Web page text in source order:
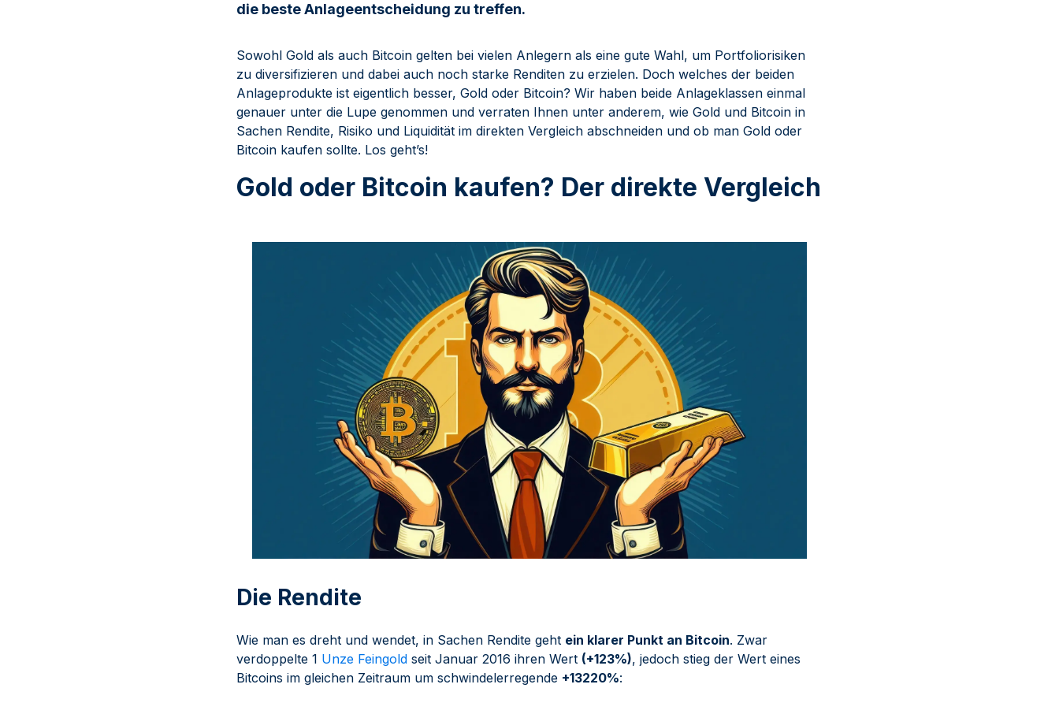
die beste Anlageentscheidung zu treffen.
Sowohl Gold als auch Bitcoin gelten bei vielen Anlegern als eine gute Wahl, um Portfoliorisiken
zu diversifizieren und dabei auch noch starke Renditen zu erzielen. Doch welches der beiden
Anlageprodukte ist eigentlich besser, Gold oder Bitcoin? Wir haben beide Anlageklassen einmal
genauer unter die Lupe genommen und verraten Ihnen unter anderem, wie Gold und Bitcoin in
Sachen Rendite, Risiko und Liquidität im direkten Vergleich abschneiden und ob man Gold oder
Bitcoin kaufen sollte. Los geht’s!
Gold oder Bitcoin kaufen? Der direkte Vergleich
Die Rendite
Wie man es dreht und wendet, in Sachen Rendite geht ein klarer Punkt an Bitcoin. Zwar
verdoppelte 1 Unze Feingold seit Januar 2016 ihren Wert (+123%), jedoch stieg der Wert eines
Bitcoins im gleichen Zeitraum um schwindelerregende +13220%: